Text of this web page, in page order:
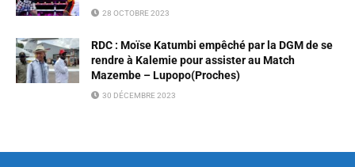
28 OCTOBRE 2023
RDC : Moïse Katumbi empêché par la DGM de se
rendre à Kalemie pour assister au Match
Mazembe – Lupopo(Proches)
30 DÉCEMBRE 2023